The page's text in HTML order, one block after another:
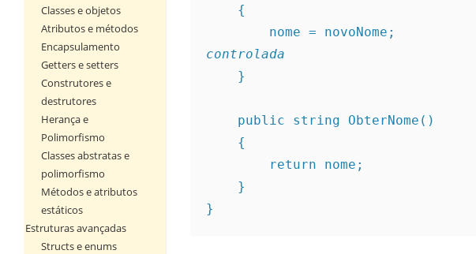
    {
        nome = novoNome;
controlada
    }
    public string ObterNome()
    {
        return nome;
    }
}
Classes e objetos
Atributos e métodos
Encapsulamento
Getters e setters
Construtores e
destrutores
Herança e
Polimorfismo
Classes abstratas e
polimorfismo
Métodos e atributos
estáticos
Estruturas avançadas
Structs e enums